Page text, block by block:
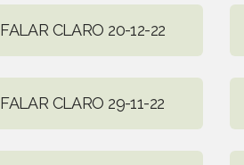
FALAR CLARO 20-12-22
FALAR CLARO 29-11-22